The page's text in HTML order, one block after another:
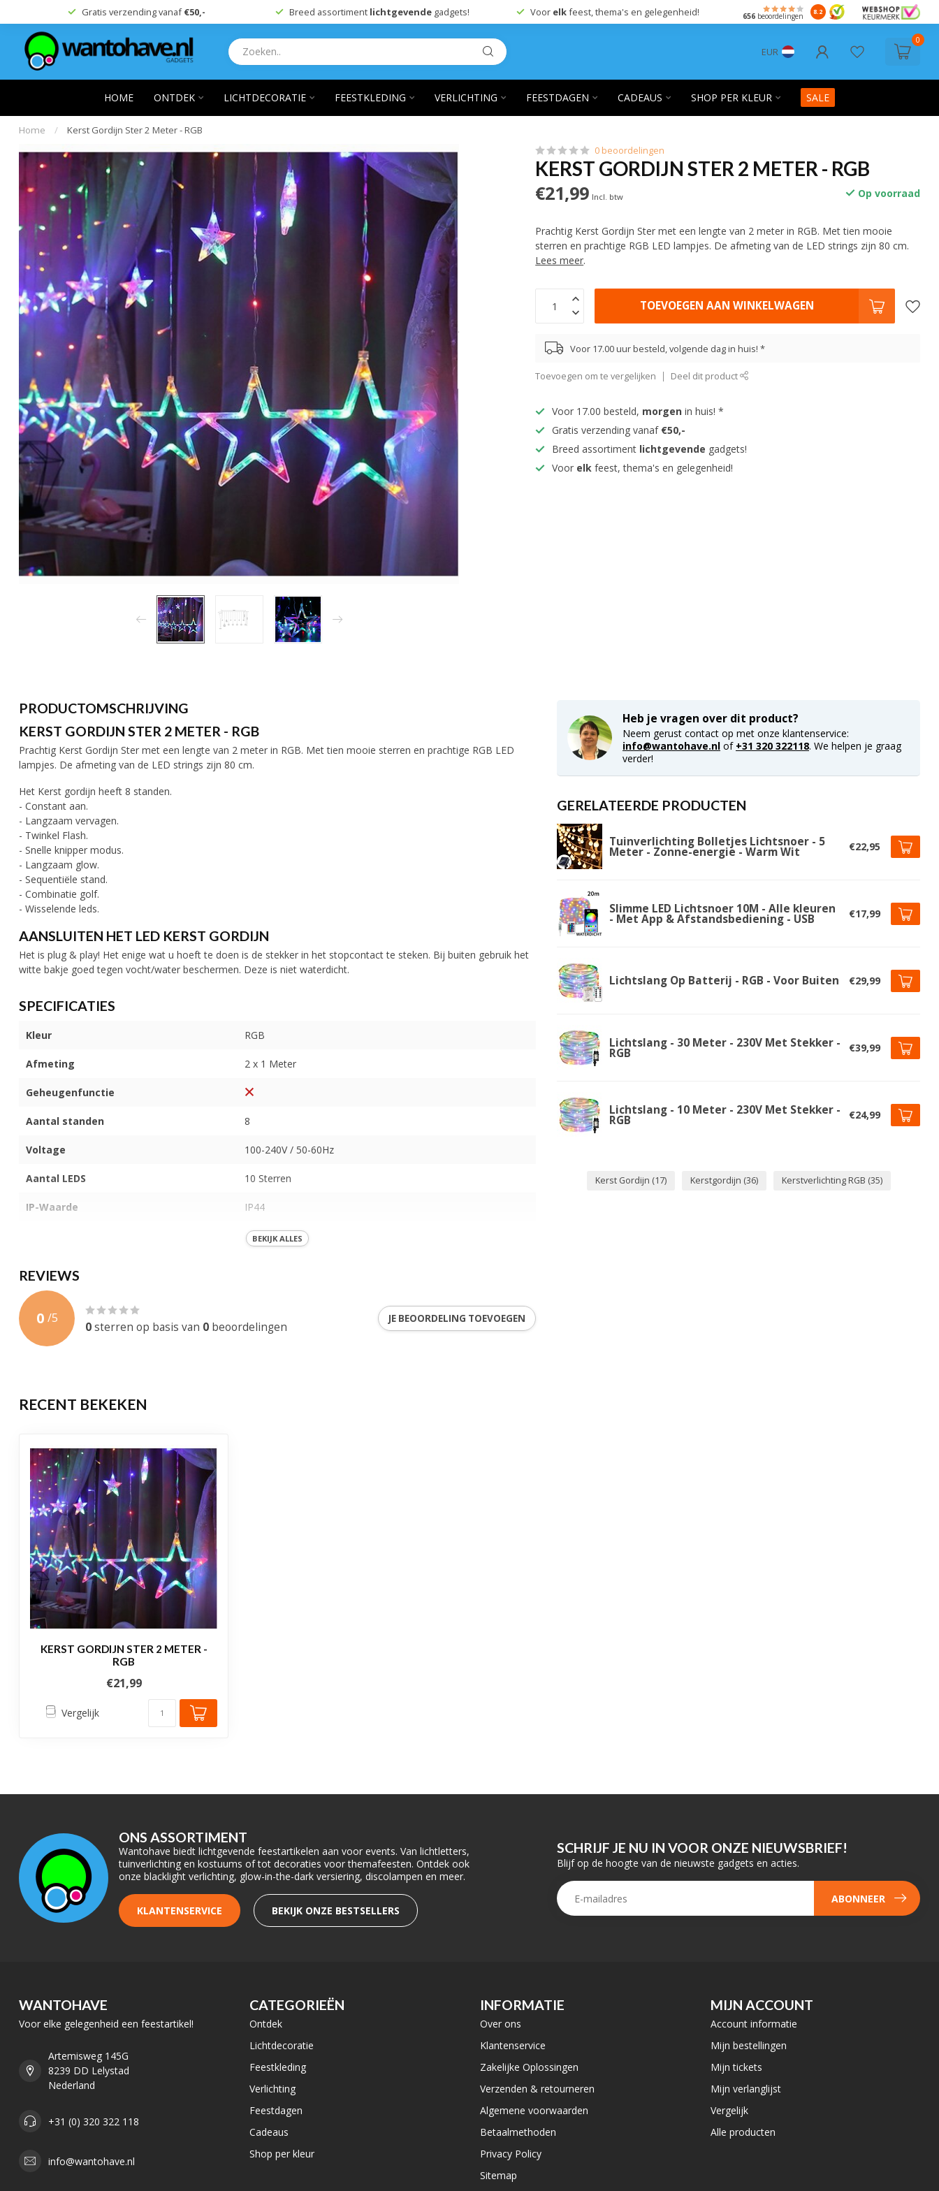
Gratis verzending vanaf€50,- Breed assortiment lichtgevendegadgets! Voor elkfeest, thema's en gelegenheid! 656beoordelingen 8.2
EUR
0
HOME ONTDEK LICHTDECORATIE FEESTKLEDING VERLICHTING FEESTDAGEN CADEAUS SHOP PER KLEUR SALE
Home / Kerst Gordijn Ster 2 Meter - RGB
0 beoordelingen
KERST GORDIJN STER 2 METER - RGB
€21,99 Incl. btw Op voorraad
Prachtig Kerst Gordijn Ster met een lengte van 2 meter in RGB. Met tien mooie
sterren en prachtige RGB LED lampjes. De afmeting van de LED strings zijn 80 cm.
Lees meer.
TOEVOEGEN AAN WINKELWAGEN
Voor 17.00 uur besteld, volgende dag in huis! *
Toevoegen om te vergelijken Deel dit product
Voor 17.00 besteld, morgen in huis! *
Gratis verzending vanaf €50,-
Breed assortiment lichtgevende gadgets!
Voor elk feest, thema's en gelegenheid!
PRODUCTOMSCHRIJVING
KERST GORDIJN STER 2 METER - RGB
Prachtig Kerst Gordijn Ster met een lengte van 2 meter in RGB. Met tien mooie sterren en prachtige RGB LED
lampjes. De afmeting van de LED strings zijn 80 cm.
Het Kerst gordijn heeft 8 standen.
- Constant aan.
- Langzaam vervagen.
- Twinkel Flash.
- Snelle knipper modus.
- Langzaam glow.
- Sequentiële stand.
- Combinatie golf.
- Wisselende leds.
AANSLUITEN HET LED KERST GORDIJN
Het is plug & play! Het enige wat u hoeft te doen is de stekker in het stopcontact te steken. Bij buiten gebruik het
witte bakje goed tegen vocht/water beschermen. Deze is niet waterdicht.
SPECIFICATIES
Kleur RGB
Afmeting 2 x 1 Meter
Geheugenfunctie
Aantal standen 8
Voltage 100-240V / 50-60Hz
Aantal LEDS 10 Sterren
IP-Waarde IP44
Gewicht
Levensduur 50.000 branduren
Garantie
BEKIJK ALLES
REVIEWS
0 /5
0sterren op basis van 0 beoordelingen
JE BEOORDELING TOEVOEGEN
Heb je vragen over dit product?
Neem gerust contact op met onze klantenservice:
info@wantohave.nl of +31 320 322118. We helpen je graag
verder!
GERELATEERDE PRODUCTEN
Tuinverlichting Bolletjes Lichtsnoer - 5
Meter - Zonne-energie - Warm Wit €22,95
Slimme LED Lichtsnoer 10M - Alle kleuren
- Met App & Afstandsbediening - USB €17,99
Lichtslang Op Batterij - RGB - Voor Buiten €29,99
Lichtslang - 30 Meter - 230V Met Stekker -
RGB €39,99
Lichtslang - 10 Meter - 230V Met Stekker -
RGB €24,99
Kerst Gordijn (17) Kerstgordijn (36) Kerstverlichting RGB (35)
RECENT BEKEKEN
KERST GORDIJN STER 2 METER -
RGB
€21,99
Vergelijk
ONS ASSORTIMENT
Wantohave biedt lichtgevende feestartikelen aan voor events. Van lichtletters,
tuinverlichting en kostuums of tot decoraties voor themafeesten. Ontdek ook
onze blacklight verlichting, glow-in-the-dark versiering, discolampen en meer.
KLANTENSERVICE BEKIJK ONZE BESTSELLERS
SCHRIJF JE NU IN VOOR ONZE NIEUWSBRIEF!
Blijf op de hoogte van de nieuwste gadgets en acties.
ABONNEER
WANTOHAVE
Voor elke gelegenheid een feestartikel!
Artemisweg 145G
8239 DD Lelystad
Nederland
+31 (0) 320 322 118
info@wantohave.nl
CATEGORIEËN
Ontdek
Lichtdecoratie
Feestkleding
Verlichting
Feestdagen
Cadeaus
Shop per kleur
INFORMATIE
Over ons
Klantenservice
Zakelijke Oplossingen
Verzenden & retourneren
Algemene voorwaarden
Betaalmethoden
Privacy Policy
Sitemap
MIJN ACCOUNT
Account informatie
Mijn bestellingen
Mijn tickets
Mijn verlanglijst
Vergelijk
Alle producten